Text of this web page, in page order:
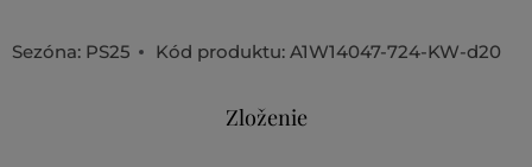
Sezóna: PS25 Kód produktu: A1W14047-724-KW-d20
Zloženie